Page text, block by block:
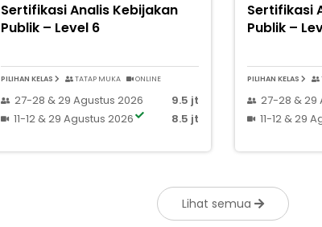
Sertifikasi Analis Kebijakan
Publik – Level 6
PILIHAN KELAS TATAP MUKA ONLINE
27-28 & 29 Agustus 2026
9.5 jt
11-12 & 29 Agustus 2026
8.5 jt
Sertifikasi
Publik –
PILIHAN KELAS
27-28 & 29
11-12 & 29
Lihat semua